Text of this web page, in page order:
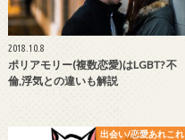
2018.10.8
ポリアモリー(複数恋愛)はLGBT? 不
倫,浮気との違いも解説
出会い/恋愛あれこれ